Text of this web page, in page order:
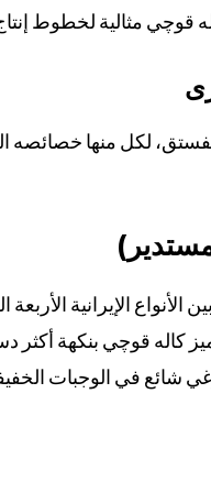
مثالية لخطوط إنتاج
لكل منها
الأنواع الإيرانية الأربعة
كاله قوچي بنكهة أكثر
شائع في الوجبات